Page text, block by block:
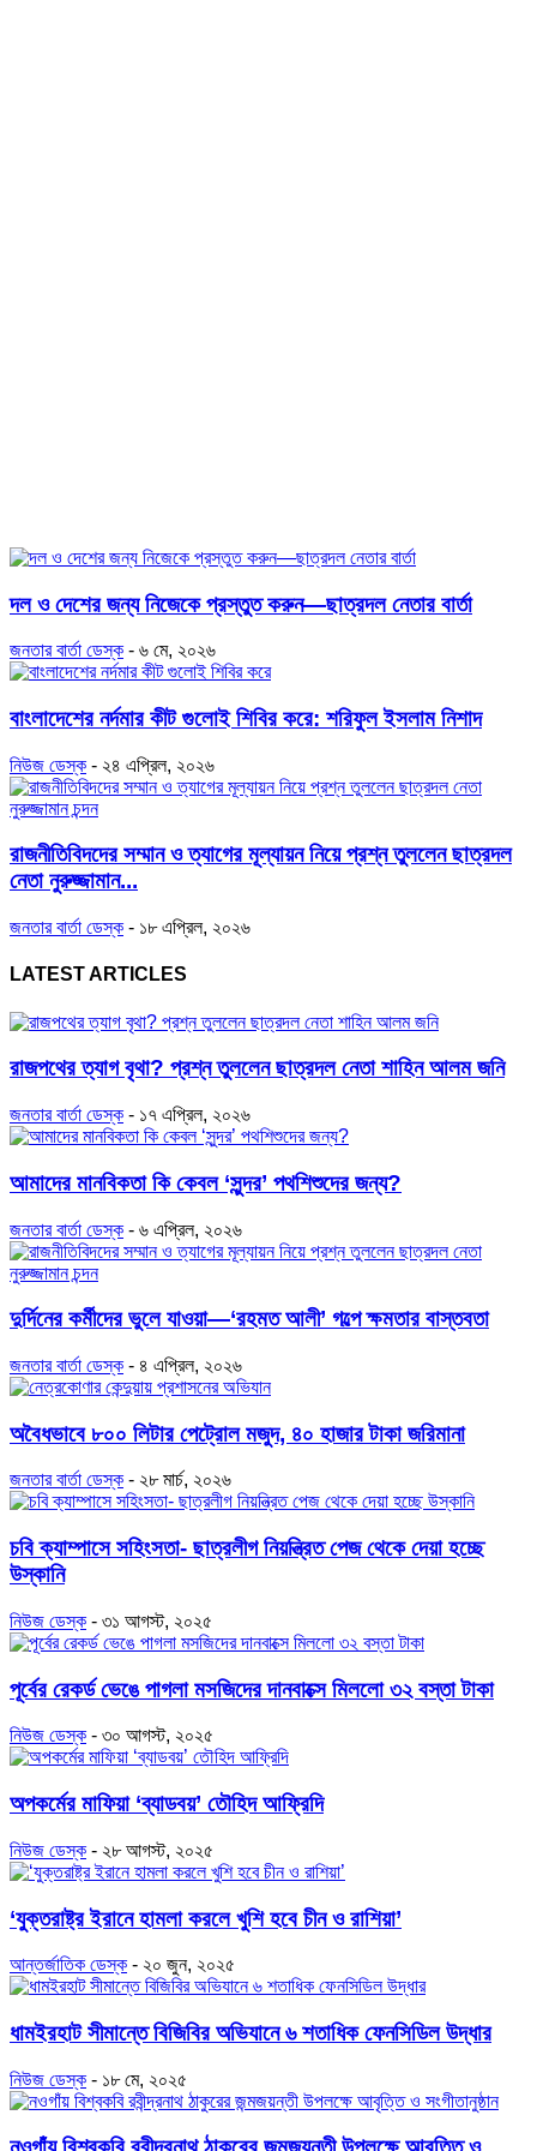
দল ও দেশের জন্য নিজেকে প্রস্তুত করুন—ছাত্রদল নেতার বার্তা
জনতার বার্তা ডেস্ক - ৬ মে, ২০২৬
বাংলাদেশের নর্দমার কীট গুলোই শিবির করে: শরিফুল ইসলাম নিশাদ
নিউজ ডেস্ক - ২৪ এপ্রিল, ২০২৬
রাজনীতিবিদদের সম্মান ও ত্যাগের মূল্যায়ন নিয়ে প্রশ্ন তুললেন ছাত্রদল
নেতা নুরুজ্জামান...
জনতার বার্তা ডেস্ক - ১৮ এপ্রিল, ২০২৬
LATEST ARTICLES
রাজপথের ত্যাগ বৃথা? প্রশ্ন তুললেন ছাত্রদল নেতা শাহিন আলম জনি
জনতার বার্তা ডেস্ক - ১৭ এপ্রিল, ২০২৬
আমাদের মানবিকতা কি কেবল ‘সুন্দর’ পথশিশুদের জন্য?
জনতার বার্তা ডেস্ক - ৬ এপ্রিল, ২০২৬
দুর্দিনের কর্মীদের ভুলে যাওয়া—‘রহমত আলী’ গল্পে ক্ষমতার বাস্তবতা
জনতার বার্তা ডেস্ক - ৪ এপ্রিল, ২০২৬
অবৈধভাবে ৮০০ লিটার পেট্রোল মজুদ, ৪০ হাজার টাকা জরিমানা
জনতার বার্তা ডেস্ক - ২৮ মার্চ, ২০২৬
চবি ক্যাম্পাসে সহিংসতা- ছাত্রলীগ নিয়ন্ত্রিত পেজ থেকে দেয়া হচ্ছে
উস্কানি
নিউজ ডেস্ক - ৩১ আগস্ট, ২০২৫
পূর্বের রেকর্ড ভেঙে পাগলা মসজিদের দানবাক্সে মিললো ৩২ বস্তা টাকা
নিউজ ডেস্ক - ৩০ আগস্ট, ২০২৫
অপকর্মের মাফিয়া ‘ব্যাডবয়’ তৌহিদ আফ্রিদি
নিউজ ডেস্ক - ২৮ আগস্ট, ২০২৫
‘যুক্তরাষ্ট্র ইরানে হামলা করলে খুশি হবে চীন ও রাশিয়া’
আন্তর্জাতিক ডেস্ক - ২০ জুন, ২০২৫
ধামইরহাট সীমান্তে বিজিবির অভিযানে ৬ শতাধিক ফেনসিডিল উদ্ধার
নিউজ ডেস্ক - ১৮ মে, ২০২৫